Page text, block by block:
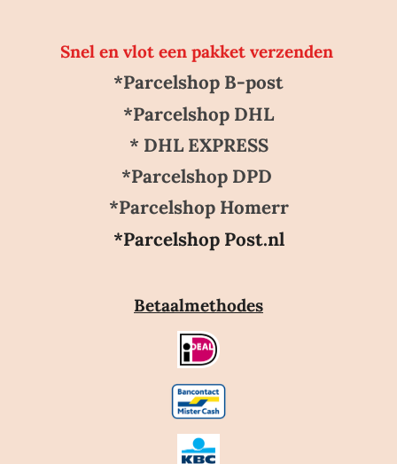
Snel en vlot een pakket verzenden
*Parcelshop B-post
*Parcelshop DHL
* DHL EXPRESS
*Parcelshop DPD
*Parcelshop Homerr
*Parcelshop Post.nl
Betaalmethodes